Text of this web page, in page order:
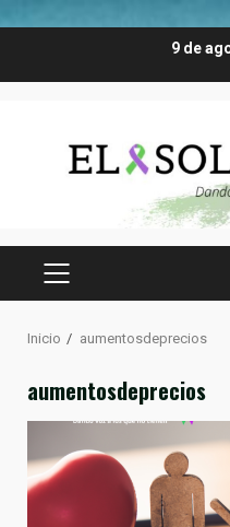
9 de
MENÚ
Inicio aumentosdeprecios
aumentosdeprecios